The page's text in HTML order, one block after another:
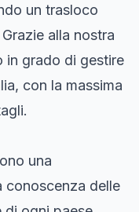
un trasloco
alla nostra
in grado di gestire
con la massima
una
conoscenza delle